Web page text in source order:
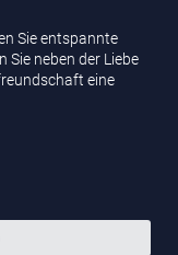
Sie entspannte
Sie neben der Liebe
eine